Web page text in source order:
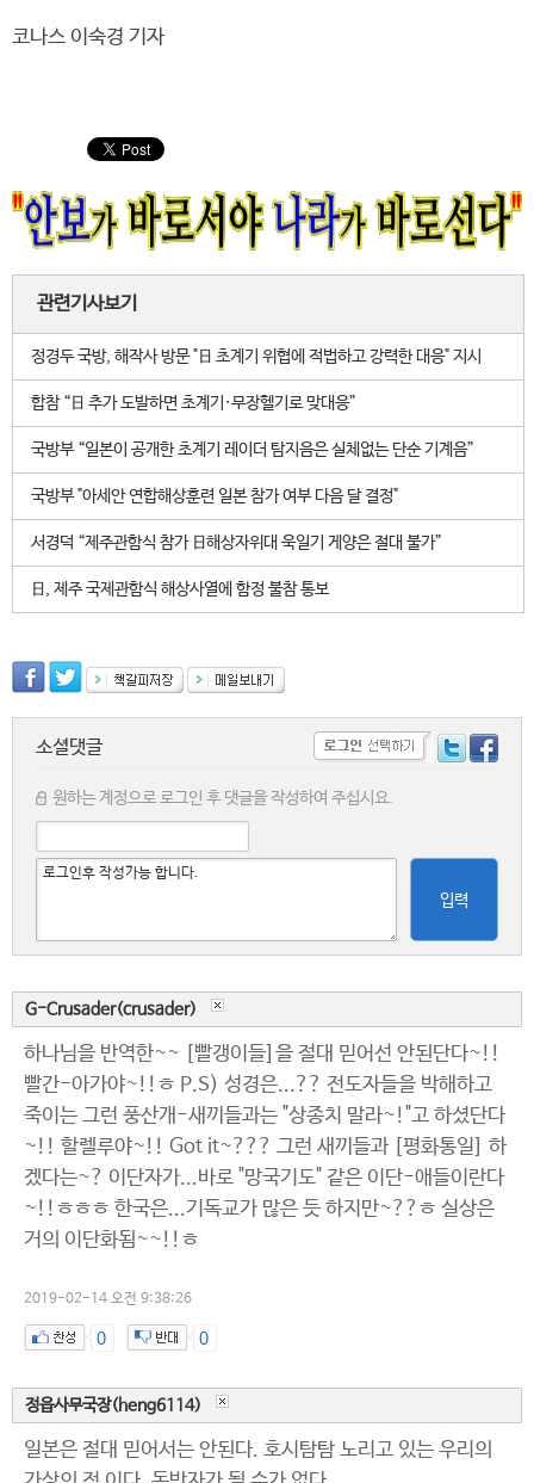
코나스 이숙경 기자
관련기사보기
정경두 국방, 해작사 방문 "日 초계기 위협에 적법하고 강력한 대응" 지시
합참 “日 추가 도발하면 초계기·무장헬기로 맞대응”
국방부 “일본이 공개한 초계기 레이더 탐지음은 실체없는 단순 기계음”
국방부 "아세안 연합해상훈련 일본 참가 여부 다음 달 결정"
서경덕 “제주관함식 참가 日해상자위대 욱일기 게양은 절대 불가”
日, 제주 국제관함식 해상사열에 함정 불참 통보
소셜댓글
원하는 계정으로 로그인 후 댓글을 작성하여 주십시요.
입력
G-Crusader(crusader)
하나님을 반역한~~ [빨갱이들]을 절대 믿어선 안된단다~!!
빨간-아가야~!!ㅎ P.S) 성경은...?? 전도자들을 박해하고
죽이는 그런 풍산개-새끼들과는 "상종치 말라~!"고 하셨단다
~!! 할렐루야~!! Got it~??? 그런 새끼들과 [평화통일] 하
겠다는~? 이단자가...바로 "망국기도" 같은 이단-애들이란다
~!!ㅎㅎㅎ 한국은...기독교가 많은 듯 하지만~??ㅎ 실상은
거의 이단화됨~~!!ㅎ
2019-02-14 오전 9:38:26
0 0
정읍사무국장(heng6114)
일본은 절대 믿어서는 안된다. 호시탐탐 노리고 있는 우리의